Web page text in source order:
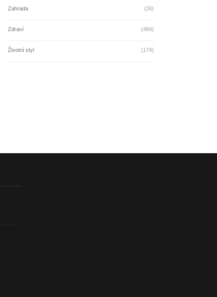
Zahrada (26)
Zdraví (484)
Životní styl (174)